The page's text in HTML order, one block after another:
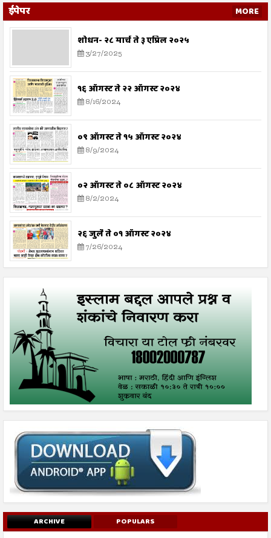
ईपेपर MORE
शोधन- २८ मार्च ते ३ एप्रिल २०२५
3/27/2025
१६ ऑगस्ट ते २२ ऑगस्ट २०२४
8/16/2024
०९ ऑगस्ट ते १५ ऑगस्ट २०२४
8/9/2024
०२ ऑगस्ट ते ०८ ऑगस्ट २०२४
8/2/2024
२६ जुलै ते ०१ ऑगस्ट २०२४
7/26/2024
ARCHIVE POPULARS